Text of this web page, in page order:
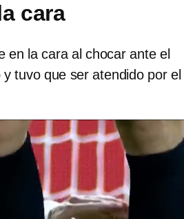
cara
en la cara al chocar ante el
tuvo que ser atendido por el